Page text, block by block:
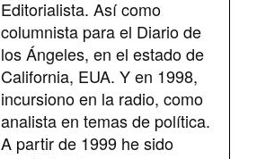
Editorialista. Así como
columnista para el Diario de
los Ángeles, en el estado de
California, EUA. Y en 1998,
incursiono en la radio, como
analista en temas de política.
A partir de 1999 he sido